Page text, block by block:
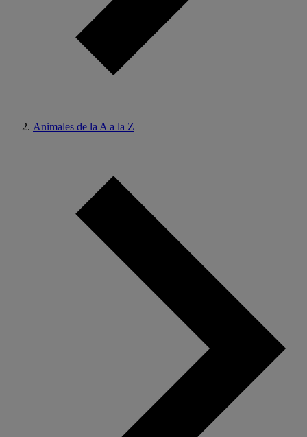
Animales de la A a la Z